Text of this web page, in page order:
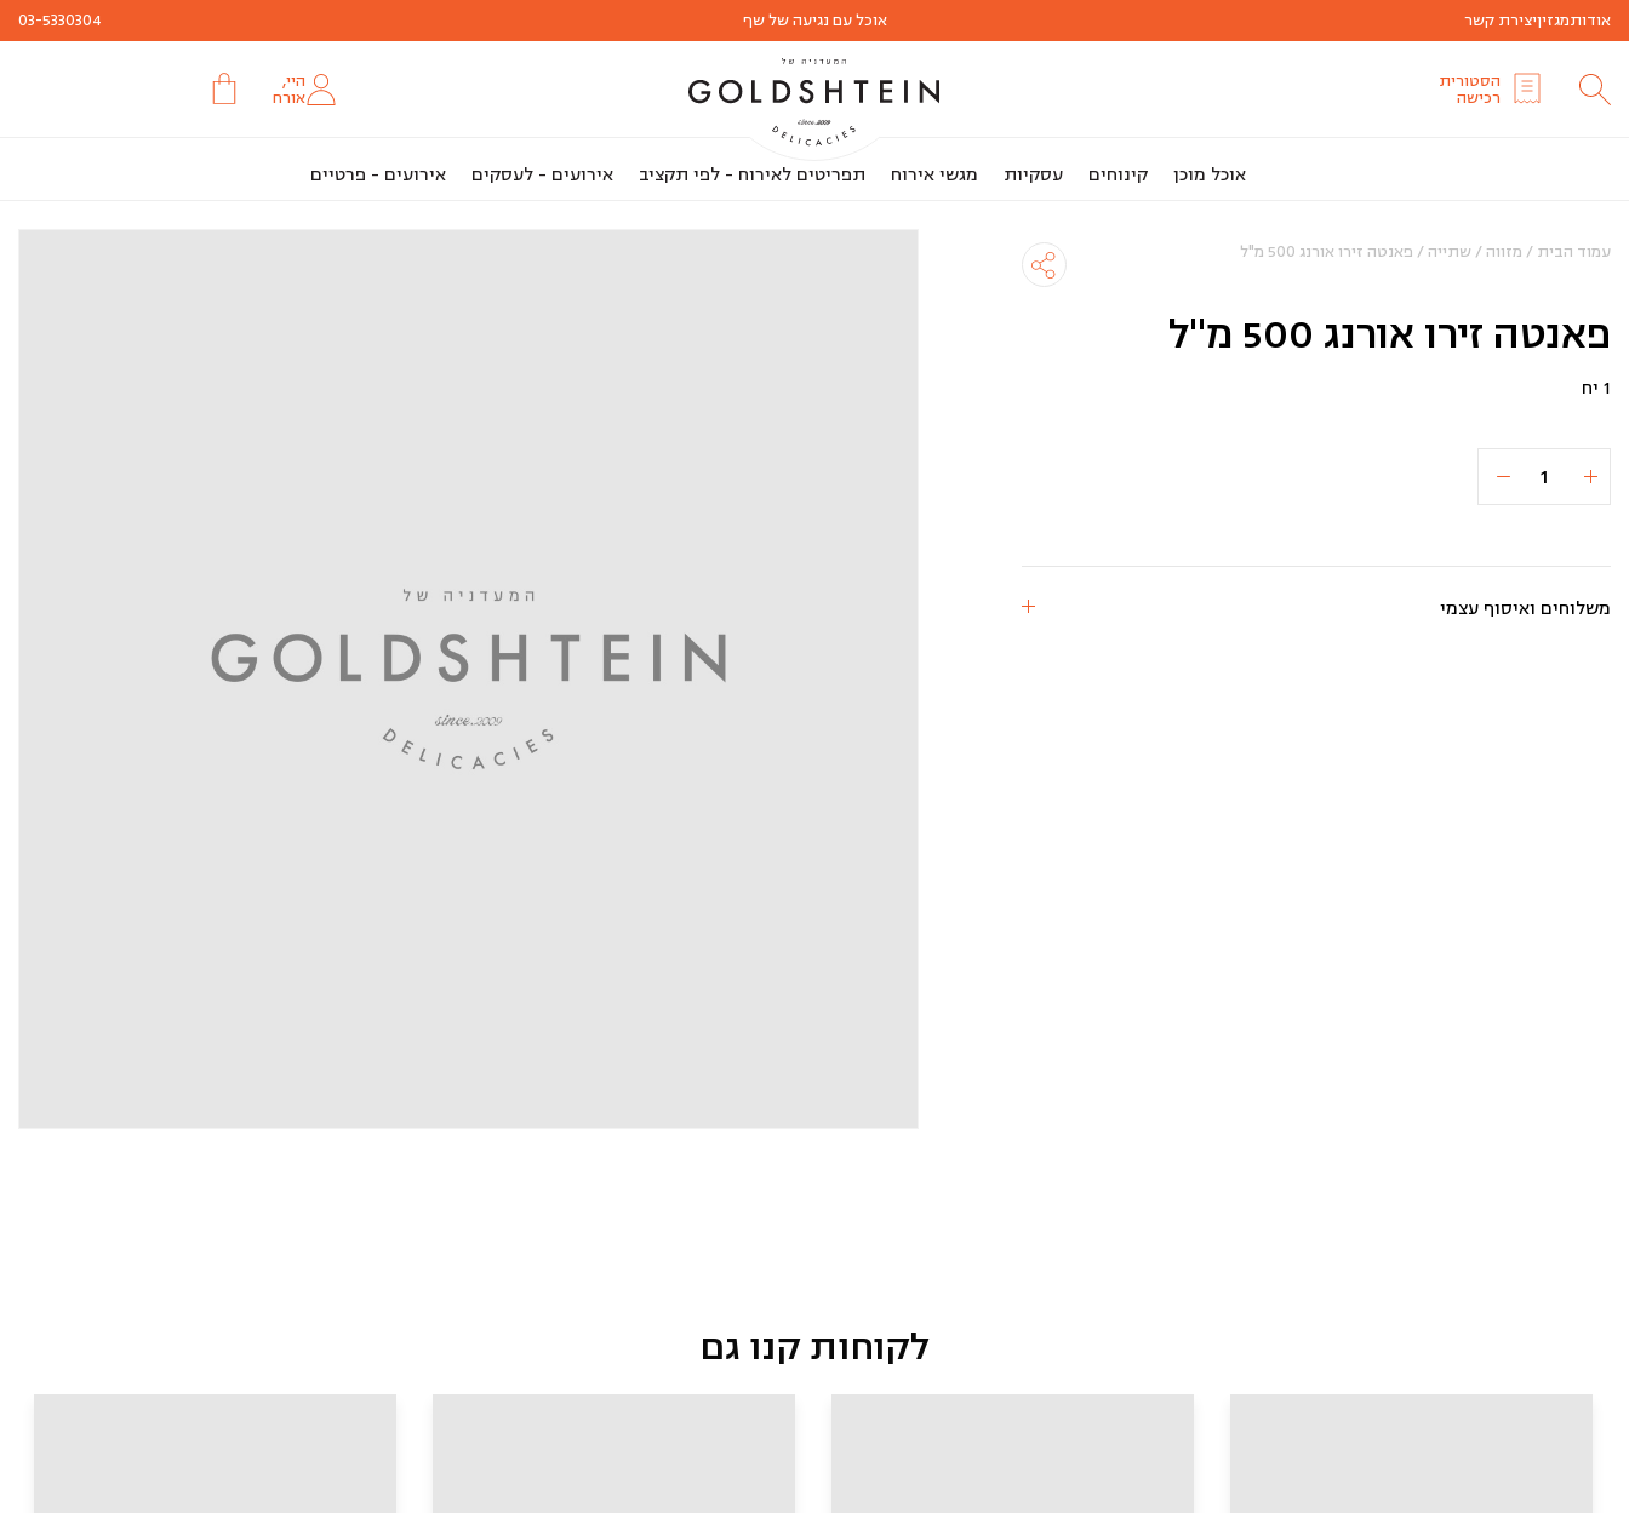
03-5330304 אוכל עם נגיעה של שף אודותמגזיןיצירת קשר
היי,
אורח
הסטורית
רכישה
אוכל מוכן קינוחים עסקיות מגשי אירוח תפריטים לאירוח - לפי תקציב אירועים - לעסקים אירועים - פרטיים
עמוד הבית / מזווה / שתייה / פאנטה זירו אורנג 500 מ"ל
פאנטה זירו אורנג 500 מ"ל
1 יח
פאנטה
500
משלוחים ואיסוף עצמי
לקוחות קנו גם